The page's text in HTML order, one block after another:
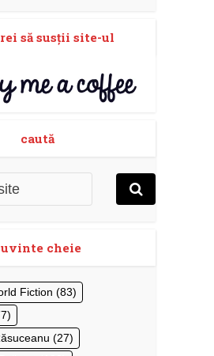
să susţii site-ul
caută
cheie
Fiction (83)
(27)